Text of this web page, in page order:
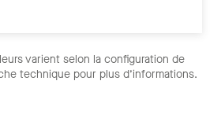
varient selon la configuration de
technique pour plus d’informations.